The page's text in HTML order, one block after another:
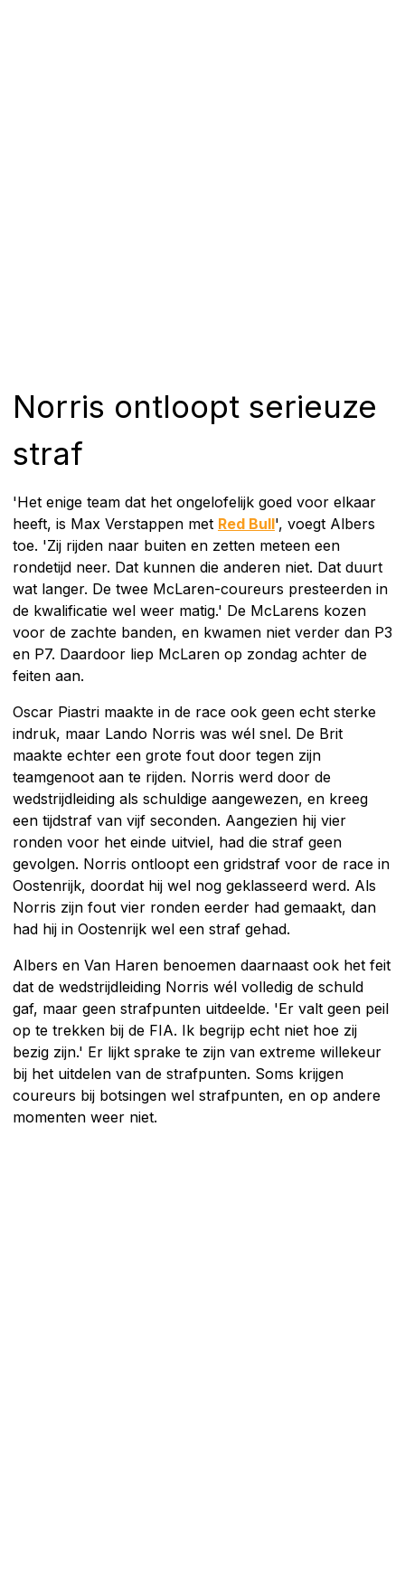
Norris ontloopt serieuze
straf
'Het enige team dat het ongelofelijk goed voor elkaar
heeft, is Max Verstappen met Red Bull', voegt Albers
toe. 'Zij rijden naar buiten en zetten meteen een
rondetijd neer. Dat kunnen die anderen niet. Dat duurt
wat langer. De twee McLaren-coureurs presteerden in
de kwalificatie wel weer matig.' De McLarens kozen
voor de zachte banden, en kwamen niet verder dan P3
en P7. Daardoor liep McLaren op zondag achter de
feiten aan.
Oscar Piastri maakte in de race ook geen echt sterke
indruk, maar Lando Norris was wél snel. De Brit
maakte echter een grote fout door tegen zijn
teamgenoot aan te rijden. Norris werd door de
wedstrijdleiding als schuldige aangewezen, en kreeg
een tijdstraf van vijf seconden. Aangezien hij vier
ronden voor het einde uitviel, had die straf geen
gevolgen. Norris ontloopt een gridstraf voor de race in
Oostenrijk, doordat hij wel nog geklasseerd werd. Als
Norris zijn fout vier ronden eerder had gemaakt, dan
had hij in Oostenrijk wel een straf gehad.
Albers en Van Haren benoemen daarnaast ook het feit
dat de wedstrijdleiding Norris wél volledig de schuld
gaf, maar geen strafpunten uitdeelde. 'Er valt geen peil
op te trekken bij de FIA. Ik begrijp echt niet hoe zij
bezig zijn.' Er lijkt sprake te zijn van extreme willekeur
bij het uitdelen van de strafpunten. Soms krijgen
coureurs bij botsingen wel strafpunten, en op andere
momenten weer niet.